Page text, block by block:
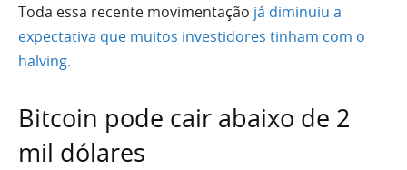
Toda essa recente movimentação já diminuiu a
expectativa que muitos investidores tinham com o
halving.
Bitcoin pode cair abaixo de 2
mil dólares